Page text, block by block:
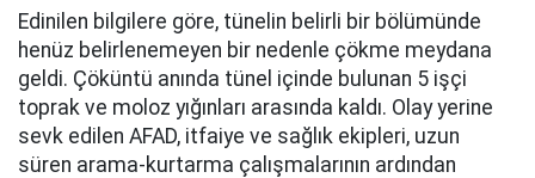
Edinilen bilgilere göre, tünelin belirli bir bölümünde
henüz belirlenemeyen bir nedenle çökme meydana
geldi. Çöküntü anında tünel içinde bulunan 5 işçi
toprak ve moloz yığınları arasında kaldı. Olay yerine
sevk edilen AFAD, itfaiye ve sağlık ekipleri, uzun
süren arama-kurtarma çalışmalarının ardından